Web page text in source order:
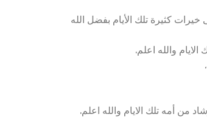
كثيرة تلك الأيام بفضل الله
والله اعلم.
من أمه تلك الايام والله اعلم.